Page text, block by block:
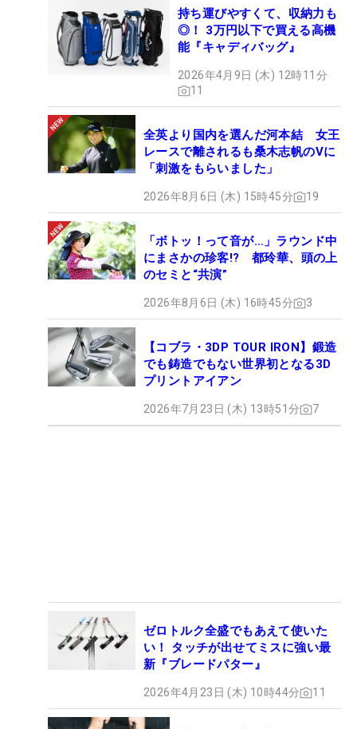
持ち運びやすくて、収納力も
◎！ 3万円以下で買える高機
能『キャディバッグ』
2026年4月9日 (木) 12時11分
11
全英より国内を選んだ河本結 女王
レースで離されるも桑木志帆のVに
「刺激をもらいました」
2026年8月6日 (木) 15時45分 19
「ボトッ！って音が…」ラウンド中
にまさかの珍客!? 都玲華、頭の上
のセミと“共演”
2026年8月6日 (木) 16時45分 3
【コブラ・3DP TOUR IRON】鍛造
でも鋳造でもない世界初となる3D
プリントアイアン
2026年7月23日 (木) 13時51分 7
ゼロトルク全盛でもあえて使いた
い！ タッチが出せてミスに強い最
新『ブレードパター』
2026年4月23日 (木) 10時44分 11